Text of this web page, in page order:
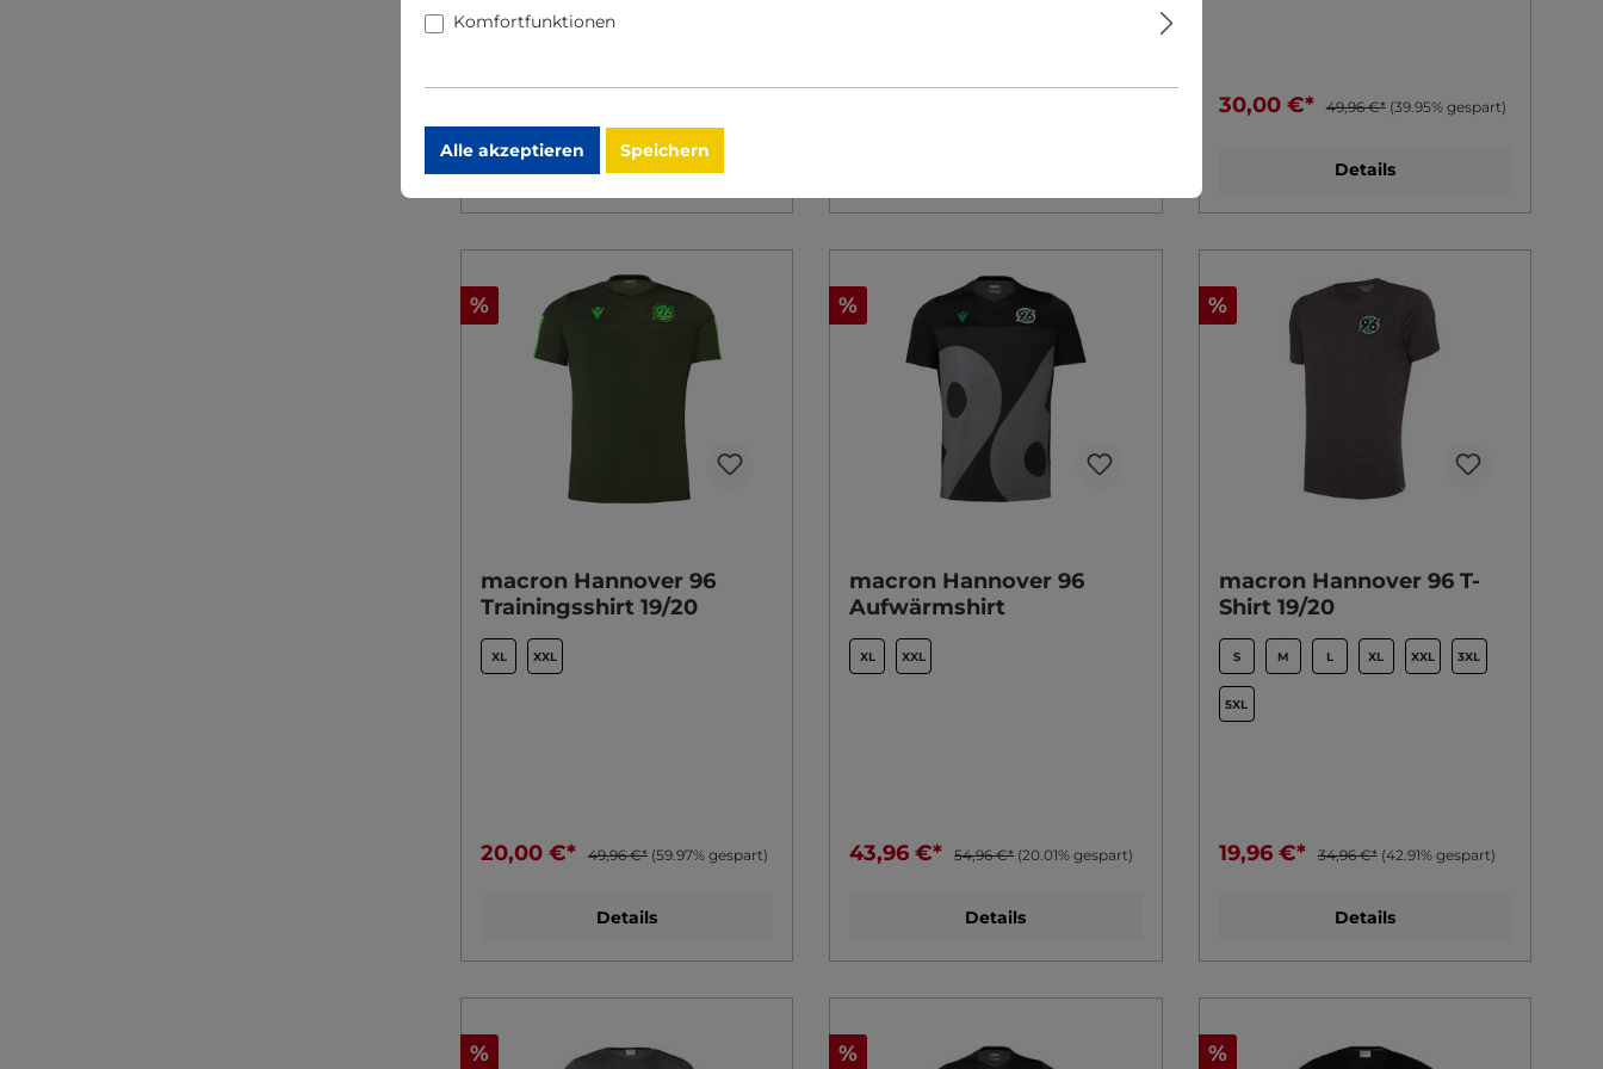
Details
30,00 €* 49,96 €* (39.95% gespart)
Details
%
macron Hannover 96
Trainingsshirt 19/20
XL XXL
20,00 €* 49,96 €* (59.97% gespart)
Details
%
macron Hannover 96
Aufwärmshirt
XL XXL
43,96 €* 54,96 €* (20.01% gespart)
Details
%
macron Hannover 96 T-
Shirt 19/20
S M L XL XXL 3XL
5XL
19,96 €* 34,96 €* (42.91% gespart)
Details
% % %
Komfortfunktionen
Alle akzeptieren Speichern